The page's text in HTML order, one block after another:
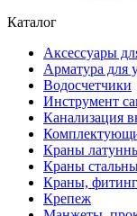
Каталог
Аксессуары
Арматура для
Водосчетчики
Инструмент
Канализация
Краны
Краны
Краны,
Крепеж